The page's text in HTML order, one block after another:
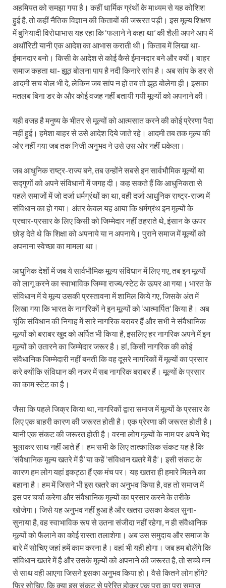
अहमियत को समझा गया है। कहीं धार्मिक ग्रंथों के माध्यम से यह कोशिश
हुई है, तो कहीं नैतिक विज्ञान की किताबों की जरूरत पड़ी। इस मूल्य शिक्षण
में बुनियादी विरोधाभास यह रहा कि ‘फलाने ने कहा था’ की शैली अपने आप में
अथॉरिटी यानी एक आदेश का आभास कराती थी। किताब में लिखा था-
ईमानदार बनो। किसी के आदेश से कोई कैसे ईमानदार बने और क्‍यों। बाहर
समाज कहता था- झूठ बोलना पाप है नदी किनारे सांप है। अब सांप के डर से
आदमी सच बोल भी दे, लेकिन जब सांप न हो तब तो झूठ बोलेगा ही। इसका
मतलब बिना डर के और कोई वजह नहीं बतायी गयी मूल्‍यों को अपनाने की।
यही वजह है मनुष्य के भीतर से मूल्यों को आत्मसात करने की कोई प्रेरणा पैदा
नहीं हुई। हमेशा बाहर से उसे आदेश दिये जाते रहे। आदमी तब तक मूल्‍य की
ओर नहीं गया जब तक निजी अनुभव ने उसे उस ओर नहीं धकेला।
जब आधुनिक राष्ट्र-राज्य बने, तब उन्होंने सबसे इन सार्वभौमिक मूल्यों या
सद्गुणों को अपने संविधानों में जगह दी। कह सकते हैं कि आधुनिकता से
पहले समाजों में जो दर्जा धर्मग्रंथों का था, वही दर्जा आधुनिक राष्ट्र-राज्य में
संविधान का हो गया। अंतर केवल यह आया कि धर्मग्रंथ इन मूल्यों के
प्रचार-प्रसार के लिए किसी को जिम्मेदार नहीं ठहराते थे, इंसान के ऊपर
छोड़ देते थे कि शिक्षा को अपनाये या न अपनाये। पुराने समाज में मूल्‍यों को
अपनाना स्वेच्छा का मामला था।
आधुनिक देशों में जब ये सार्वभौमिक मूल्‍य संविधान में लिए गए, तब इन मूल्यों
को लागू करने का स्‍वाभाविक जिम्मा राज्‍य/स्टेट के ऊपर आ गया। भारत के
संविधान में ये मूल्‍य उसकी प्रस्‍तावना में शामिल किये गए, जिसके अंत में
लिखा गया कि भारत के नागरिकों ने इन मूल्‍यों को ‘आत्मार्पित’ किया है। अब
चूंकि संविधान की निगाह में सारे नागरिक बराबर हैं और सभी ने संवैधानिक
मूल्यों को बराबर खुद को अर्पित भी किया है, इसलिए हर नागरिक अपने में इन
मूल्‍यों को उतारने का जिम्‍मेदार जरूर है। हां, किसी नागरिक की कोई
संवैधानिक जिम्‍मेदारी नहीं बनती कि वह दूसरे नागरिकों में मूल्यों का प्रसार
करे क्‍योंकि संविधान की नजर में सब नागरिक बराबर हैं। मूल्‍यों के प्रसार
का काम स्टेट का है।
जैसा कि पहले जिक्र किया था, नागरिकों द्वारा समाज में मूल्यों के प्रसार के
लिए एक बाहरी कारण की जरूरत होती है। एक प्रेरणा की जरूरत होती है।
यानी एक संकट की जरूरत होती है। वरना लोग मूल्‍यों के नाम पर अपने भेद
भुलाकर साथ नहीं आते हैं। हम सभी के लिए तात्कालिक संकट यह है कि
‘संवैधानिक मूल्य खतरे में हैं’ या कहें ‘संविधान खतरे में है’। इसी संकट के
कारण हम लोग यहां इकट्ठा हैं एक मंच पर। यह खतरा ही हमारे मिलने का
बहाना है। हम में जिसने भी इस खतरे का अनुभव किया है, वह तो समाज में
इस पर चर्चा करेगा और संवैधानिक मूल्‍यों का प्रसार करने के तरीके
खोजेगा। जिसे यह अनुभव नहीं हुआ है और खतरा उसका केवल सुना-
सुनाया है, वह स्‍वाभाविक रूप से उतना संजीदा नहीं रहेगा, न ही संवैधानिक
मूल्‍यों को फैलाने का कोई रास्‍ता तलाशेगा। अब उस समुदाय और समाज के
बारे में सोचिए जहां हमें काम करना है। वहां भी यही होगा। जब हम बोलेंगे कि
संविधान खतरे में है और उसके मूल्‍यों को अपनाने की जरूरत है, तो सच्‍चे मन
से साथ वही आएगा जिसने इसका अनुभव किया हो। वैसे कितने लोग होंगे?
फिर सोचिए, कि क्‍या इस संकट से प्रेरित होकर एक पूरा का पूरा समाज